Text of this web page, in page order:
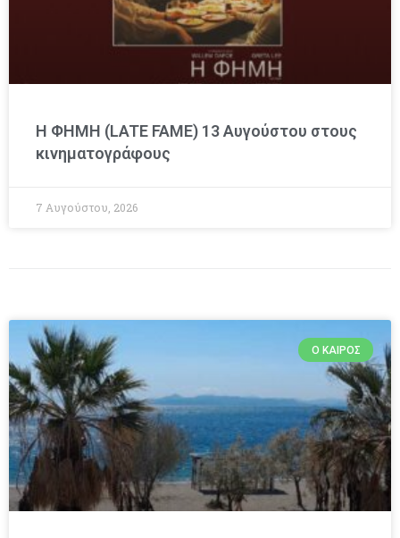
Η ΦΗΜΗ (LATE FAME) 13 Αυγούστου στους
κινηματογράφους
7 Αυγούστου, 2026
Ο ΚΑΙΡΌΣ